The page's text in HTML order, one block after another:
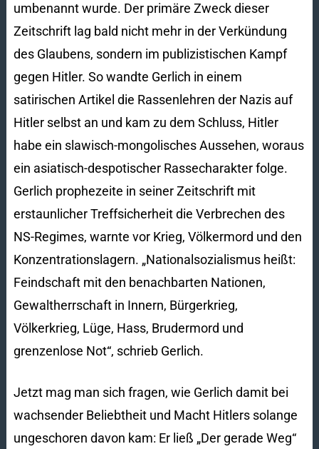
umbenannt wurde. Der primäre Zweck dieser
Zeitschrift lag bald nicht mehr in der Verkündung
des Glaubens, sondern im publizistischen Kampf
gegen Hitler. So wandte Gerlich in einem
satirischen Artikel die Rassenlehren der Nazis auf
Hitler selbst an und kam zu dem Schluss, Hitler
habe ein slawisch-mongolisches Aussehen, woraus
ein asiatisch-despotischer Rassecharakter folge.
Gerlich prophezeite in seiner Zeitschrift mit
erstaunlicher Treffsicherheit die Verbrechen des
NS-Regimes, warnte vor Krieg, Völkermord und den
Konzentrationslagern. „Nationalsozialismus heißt:
Feindschaft mit den benachbarten Nationen,
Gewaltherrschaft in Innern, Bürgerkrieg,
Völkerkrieg, Lüge, Hass, Brudermord und
grenzenlose Not“, schrieb Gerlich.
Jetzt mag man sich fragen, wie Gerlich damit bei
wachsender Beliebtheit und Macht Hitlers solange
ungeschoren davon kam: Er ließ „Der gerade Weg“